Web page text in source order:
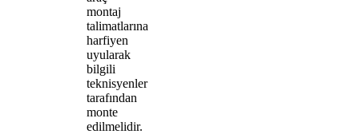
montaj
talimatlarına
harfiyen
uyularak
bilgili
teknisyenler
tarafından
monte
edilmelidir.